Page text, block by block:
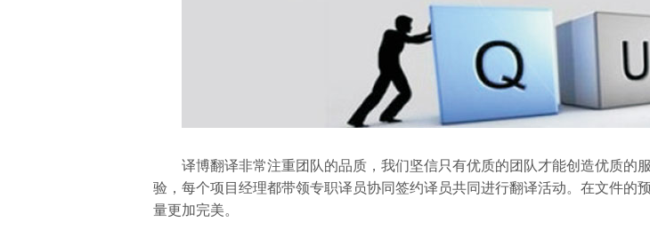
译博翻译非常注重团队的品质，我们坚信只有优质的团队才能创造优质的
验，每个项目经理都带领专职译员协同签约译员共同进行翻译活动。在文件的
量更加完美。